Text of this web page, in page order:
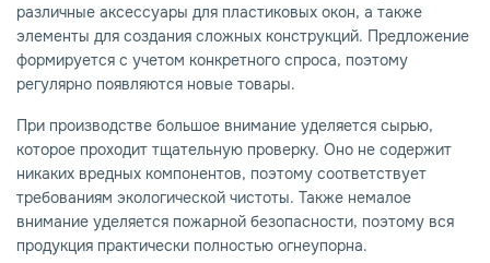
различные аксессуары для пластиковых окон, а также
элементы для создания сложных конструкций. Предложение
формируется с учетом конкретного спроса, поэтому
регулярно появляются новые товары.
При производстве большое внимание уделяется сырью,
которое проходит тщательную проверку. Оно не содержит
никаких вредных компонентов, поэтому соответствует
требованиям экологической чистоты. Также немалое
внимание уделяется пожарной безопасности, поэтому вся
продукция практически полностью огнеупорна.